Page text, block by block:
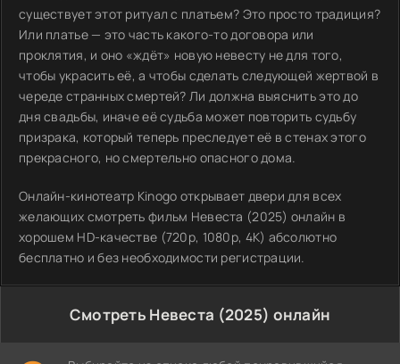
существует этот ритуал с платьем? Это просто традиция?
Или платье — это часть какого-то договора или
проклятия, и оно «ждёт» новую невесту не для того,
чтобы украсить её, а чтобы сделать следующей жертвой в
череде странных смертей? Ли должна выяснить это до
дня свадьбы, иначе её судьба может повторить судьбу
призрака, который теперь преследует её в стенах этого
прекрасного, но смертельно опасного дома.
Онлайн-кинотеатр Kinogo открывает двери для всех
желающих смотреть фильм Невеста (2025) онлайн в
хорошем HD-качестве (720p, 1080p, 4K) абсолютно
бесплатно и без необходимости регистрации.
Смотреть Невеста (2025) онлайн